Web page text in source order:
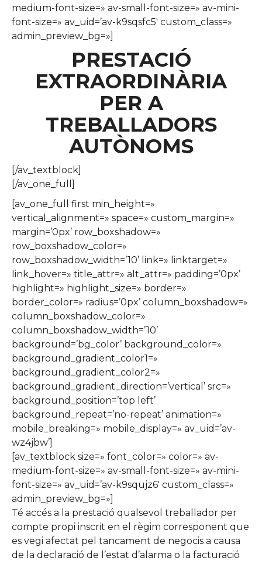
medium-font-size=» av-small-font-size=» av-mini-
font-size=» av_uid=’av-k9sqsfc5′ custom_class=»
admin_preview_bg=»]
PRESTACIÓ
EXTRAORDINÀRIA
PER A
TREBALLADORS
AUTÒNOMS
[/av_textblock]
[/av_one_full]
[av_one_full first min_height=»
vertical_alignment=» space=» custom_margin=»
margin=’0px’ row_boxshadow=»
row_boxshadow_color=»
row_boxshadow_width=’10’ link=» linktarget=»
link_hover=» title_attr=» alt_attr=» padding=’0px’
highlight=» highlight_size=» border=»
border_color=» radius=’0px’ column_boxshadow=»
column_boxshadow_color=»
column_boxshadow_width=’10’
background=’bg_color’ background_color=»
background_gradient_color1=»
background_gradient_color2=»
background_gradient_direction=’vertical’ src=»
background_position=’top left’
background_repeat=’no-repeat’ animation=»
mobile_breaking=» mobile_display=» av_uid=’av-
wz4jbw’]
[av_textblock size=» font_color=» color=» av-
medium-font-size=» av-small-font-size=» av-mini-
font-size=» av_uid=’av-k9squjz6′ custom_class=»
admin_preview_bg=»]
Té accés a la prestació qualsevol treballador per
compte propi inscrit en el règim corresponent que
es vegi afectat pel tancament de negocis a causa
de la declaració de l’estat d’alarma o la facturació